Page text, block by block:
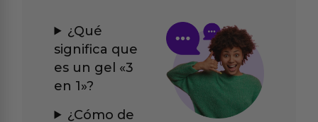
¿Qué
significa que
es un gel «3
en 1»?
¿Cómo de